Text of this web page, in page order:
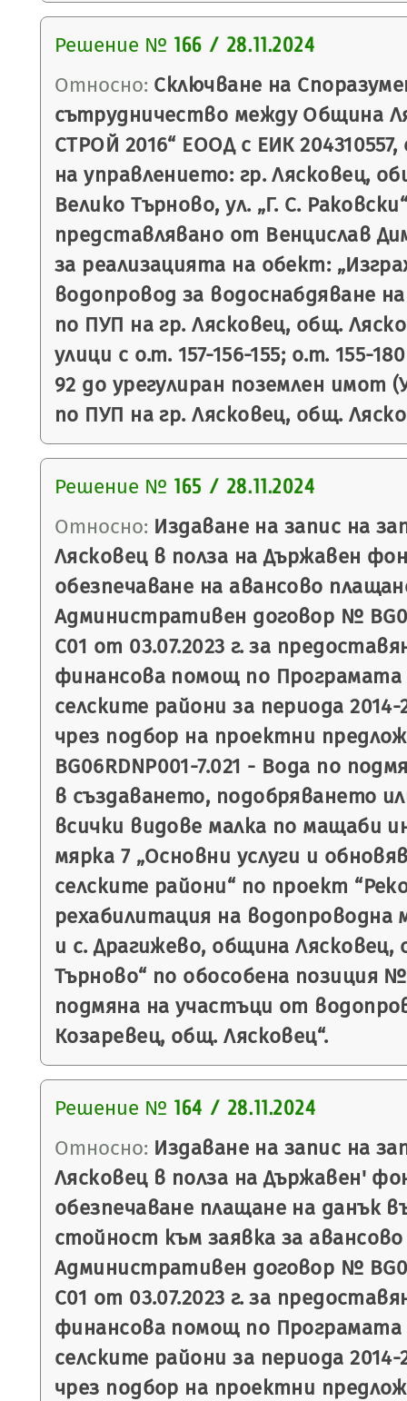
Решение № 166 / 28.11.2024
Относно: Сключване на
сътрудничество между Община
СТРОЙ 2016“ ЕООД с ЕИК
на управлението: гр. Лясковец,
Велико Търново, ул. „Г. С.
представлявано от Венцислав
за реализацията на обект:
водопровод за водоснабдяване
по ПУП на гр. Лясковец, общ.
улици с о.т. 157-156-155; о.т. 155-
92 до урегулиран поземлен имот
по ПУП на гр. Лясковец, общ.
Решение № 165 / 28.11.2024
Относно: Издаване на запис на
Лясковец в полза на Държавен
обезпечаване на авансово
Административен договор №
C01 от 03.07.2023 г. за
финансова помощ по Програмата
селските райони за периода 2014-
чрез подбор на проектни
BG06RDNP001-7.021 - Вода по
в създаването, подобряването
всички видове малка по мащаби
мярка 7 „Основни услуги и
селските райони“ по проект
рехабилитация на водопроводна
и с. Драгижево, община Лясковец,
Търново“ по обособена позиция
подмяна на участъци от
Козаревец, общ. Лясковец“.
Решение № 164 / 28.11.2024
Относно: Издаване на запис на
Лясковец в полза на Държавен'
обезпечаване плащане на данък
стойност към заявка за
Административен договор №
С01 от 03.07.2023 г. за
финансова помощ по Програмата
селските райони за периода 2014-
чрез подбор на проектни